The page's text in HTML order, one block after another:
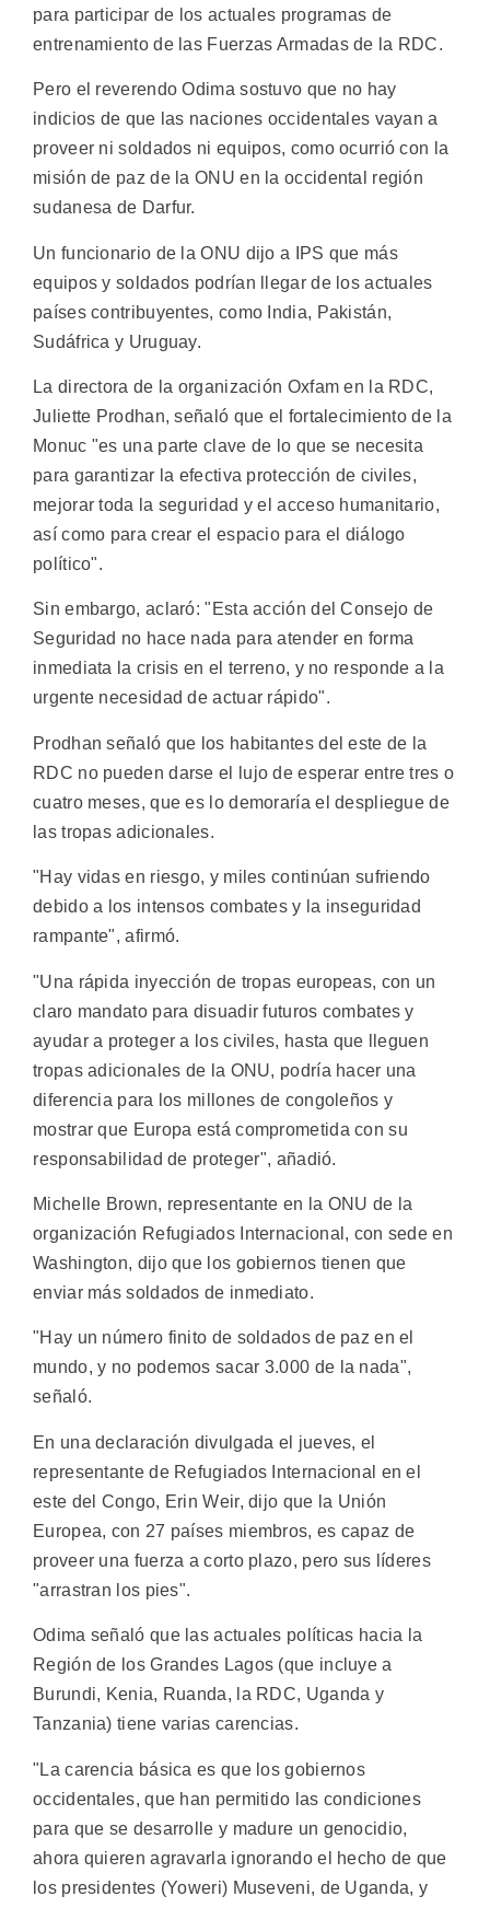
para participar de los actuales programas de
entrenamiento de las Fuerzas Armadas de la RDC.
Pero el reverendo Odima sostuvo que no hay
indicios de que las naciones occidentales vayan a
proveer ni soldados ni equipos, como ocurrió con la
misión de paz de la ONU en la occidental región
sudanesa de Darfur.
Un funcionario de la ONU dijo a IPS que más
equipos y soldados podrían llegar de los actuales
países contribuyentes, como India, Pakistán,
Sudáfrica y Uruguay.
La directora de la organización Oxfam en la RDC,
Juliette Prodhan, señaló que el fortalecimiento de la
Monuc "es una parte clave de lo que se necesita
para garantizar la efectiva protección de civiles,
mejorar toda la seguridad y el acceso humanitario,
así como para crear el espacio para el diálogo
político".
Sin embargo, aclaró: "Esta acción del Consejo de
Seguridad no hace nada para atender en forma
inmediata la crisis en el terreno, y no responde a la
urgente necesidad de actuar rápido".
Prodhan señaló que los habitantes del este de la
RDC no pueden darse el lujo de esperar entre tres o
cuatro meses, que es lo demoraría el despliegue de
las tropas adicionales.
"Hay vidas en riesgo, y miles continúan sufriendo
debido a los intensos combates y la inseguridad
rampante", afirmó.
"Una rápida inyección de tropas europeas, con un
claro mandato para disuadir futuros combates y
ayudar a proteger a los civiles, hasta que lleguen
tropas adicionales de la ONU, podría hacer una
diferencia para los millones de congoleños y
mostrar que Europa está comprometida con su
responsabilidad de proteger", añadió.
Michelle Brown, representante en la ONU de la
organización Refugiados Internacional, con sede en
Washington, dijo que los gobiernos tienen que
enviar más soldados de inmediato.
"Hay un número finito de soldados de paz en el
mundo, y no podemos sacar 3.000 de la nada",
señaló.
En una declaración divulgada el jueves, el
representante de Refugiados Internacional en el
este del Congo, Erin Weir, dijo que la Unión
Europea, con 27 países miembros, es capaz de
proveer una fuerza a corto plazo, pero sus líderes
"arrastran los pies".
Odima señaló que las actuales políticas hacia la
Región de los Grandes Lagos (que incluye a
Burundi, Kenia, Ruanda, la RDC, Uganda y
Tanzania) tiene varias carencias.
"La carencia básica es que los gobiernos
occidentales, que han permitido las condiciones
para que se desarrolle y madure un genocidio,
ahora quieren agravarla ignorando el hecho de que
los presidentes (Yoweri) Museveni, de Uganda, y